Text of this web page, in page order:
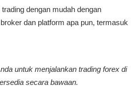
dengan mudah dengan
dan platform apa pun, termasuk
untuk menjalankan trading forex di
secara bawaan.